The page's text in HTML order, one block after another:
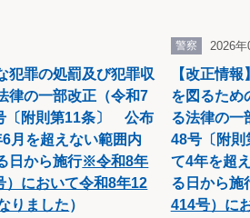
犯罪の処罰及び犯罪収
律の一部改正（令和7
〔附則第11条〕 公布
月を超えない範囲内
日から施行※令和8年
）において令和8年12
りました）
警察 2026年
【改正情
を図るため
る法律の一
48号〔附
て4年を超
る日から
414号）に